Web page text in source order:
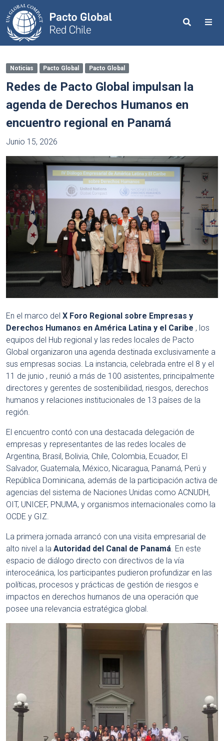
Search
Noticias Pacto Global Pacto Global
Redes de Pacto Global impulsan la
agenda de Derechos Humanos en
encuentro regional en Panamá
Junio 15, 2026
En el marco del X Foro Regional sobre Empresas y
Derechos Humanos en América Latina y el Caribe , los
equipos del Hub regional y las redes locales de Pacto
Global organizaron una agenda destinada exclusivamente a
sus empresas socias La instancia, celebrada entre el 8 y el
11 de junio , reunió a más de 100 asistentes, principalmente
directores y gerentes de sostenibilidad, riesgos, derechos
humanos y relaciones institucionales de 13 países de la
región
El encuentro contó con una destacada delegación de
empresas y representantes de las redes locales de
Argentina, Brasil, Bolivia, Chile, Colombia, Ecuador, El
Salvador, Guatemala, México, Nicaragua, Panamá, Perú y
República Dominicana, además de la participación activa de
agencias del sistema de Naciones Unidas como ACNUDH,
OIT, UNICEF, PNUMA, y organismos internacionales como la
OCDE y GIZ
La primera jornada arrancó con una visita empresarial de
alto nivel a la Autoridad del Canal de Panamá En este
espacio de diálogo directo con directivos de la vía
interoceánica, los participantes pudieron profundizar en las
políticas, procesos y prácticas de gestión de riesgos e
impactos en derechos humanos de una operación que
posee una relevancia estratégica global